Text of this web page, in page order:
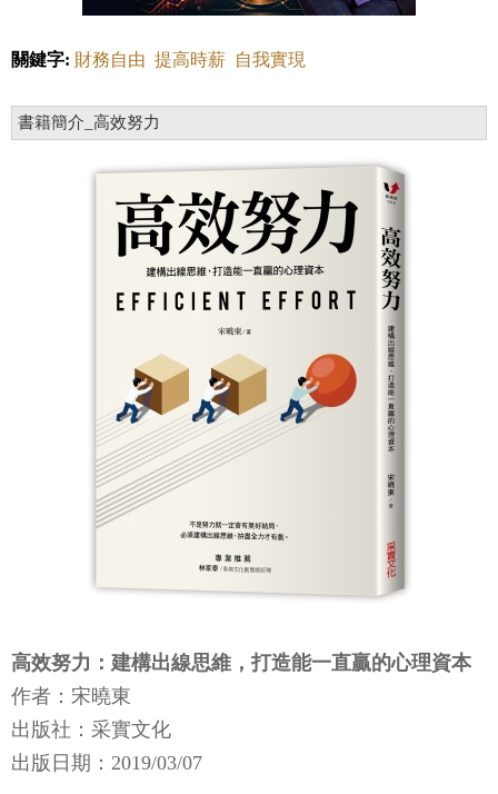
關鍵字: 財務自由 提高時薪 自我實現
書籍簡介_高效努力
高效努力：建構出線思維，打造能一直贏的心理資本
作者：宋曉東
出版社：采實文化
出版日期：2019/03/07